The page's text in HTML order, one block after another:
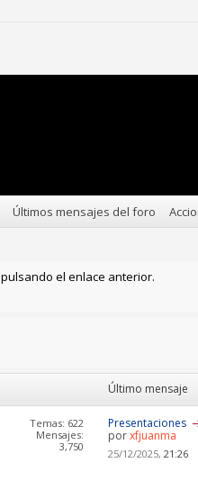
Últimos mensajes del foro
pulsando el enlace anterior.
Último mensaje
Temas: 622
Mensajes:
3,750
Presentaciones
porxfjuanma
25/12/2025,21:26